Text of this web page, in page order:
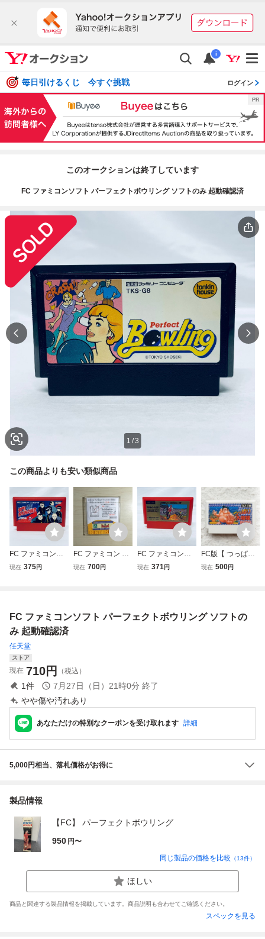
i
毎日引けるくじ 今すぐ挑戦 ログイン
このオークションは終了しています
FC ファミコンソフト パーフェクトボウリング ソフトのみ 起動確認済
1 /3
この商品よりも安い類似商品
FC ファミコンソ
フト 名門！多古西
現在 375円
FC ファミコン デ
ィスクシステム デ
現在 700円
FC ファミコンソ
フト エキサイトバ
現在 371円
FC版【 つっぱり
大相撲 】起動確認
現在 500円
FC ファミコンソフト パーフェクトボウリング ソフトの
み 起動確認済
任天堂
ストア
現在 710円 （税込）
1件 7月27日（日）21時0分 終了
やや傷や汚れあり
あなただけの特別なクーポンを受け取れます 詳細
5,000円相当、落札価格がお得に
製品情報
【FC】 パーフェクトボウリング
950 円〜
同じ製品の価格を比較 （13件）
ほしい
商品と関連する製品情報を掲載しています。商品説明も合わせてご確認ください。
スペックを見る